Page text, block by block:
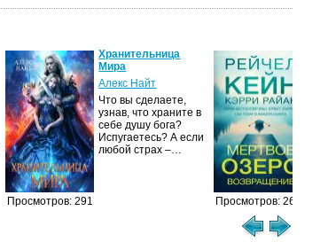
Просмотров: 291
Хранительница
Мира
Алекс Найт
Что вы сделаете,
узнав, что храните в
себе душу бога?
Испугаетесь? А если
любой страх –…
Просмотров: 261